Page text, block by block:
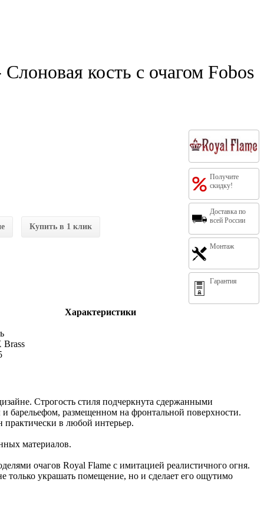
кость с очагом Fobos
Получите
скидку!
Доставка по
всей России
Монтаж
Гарантия
Купить в 1 клик
Характеристики
Brass
Строгость стиля подчеркнута сдержанными
барельефом, размещенном на фронтальной поверхности.
практически в любой интерьер.
материалов.
очагов Royal Flame с имитацией реалистичного огня.
только украшать помещение, но и сделает его ощутимо